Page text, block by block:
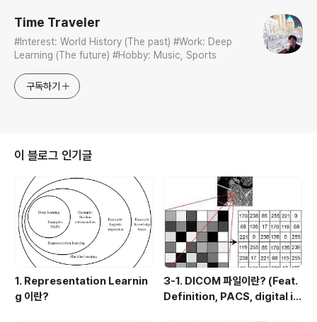
Time Traveler
#Interest: World History (The past) #Work: Deep
Learning (The future) #Hobby: Music, Sports
구독하기
이 블로그 인기글
1. Representation Learnin
g 이란?
3-1. DICOM 파일이란? (Feat.
Definition, PACS, digital i